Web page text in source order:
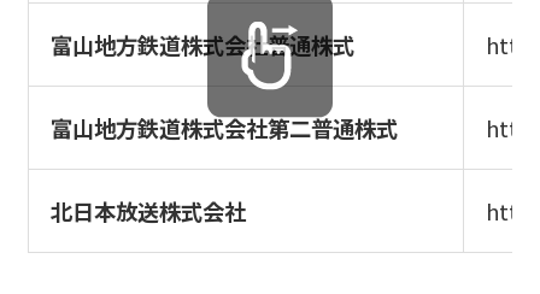
富山地方鉄道株式会社普通株式
富山地方鉄道株式会社第二普通株式
北日本放送株式会社